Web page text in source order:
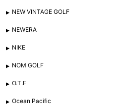
NEW VINTAGE GOLF
NEWERA
NIKE
NOM GOLF
O.T.F
Ocean Pacific